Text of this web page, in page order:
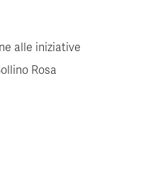
alle iniziative
Rosa